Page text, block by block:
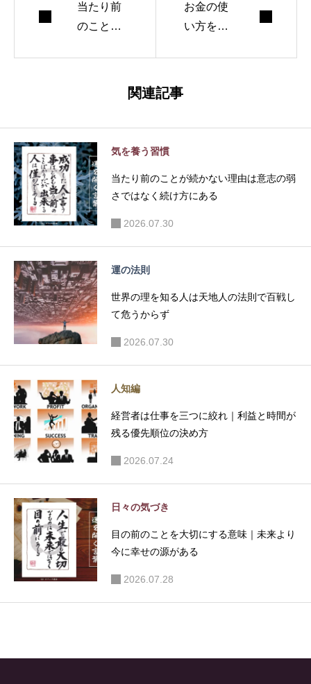
当たり前
のことを
お金の使
い方を見
関連記事
気を養う習慣
当たり前のことが続かない理由は意志の弱
さではなく続け方にある
2026.07.30
運の法則
世界の理を知る人は天地人の法則で百戦し
て危うからず
2026.07.30
人知編
経営者は仕事を三つに絞れ｜利益と時間が
残る優先順位の決め方
2026.07.24
日々の気づき
目の前のことを大切にする意味｜未来より
今に幸せの源がある
2026.07.28